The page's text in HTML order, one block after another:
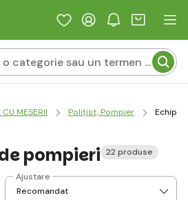
MESERII Polițist, Pompier
pompieri 22 produse
Ajustare